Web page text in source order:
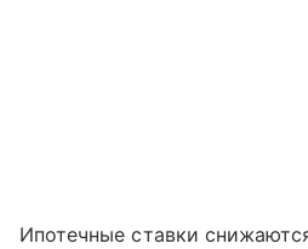
Ипотечные ставки